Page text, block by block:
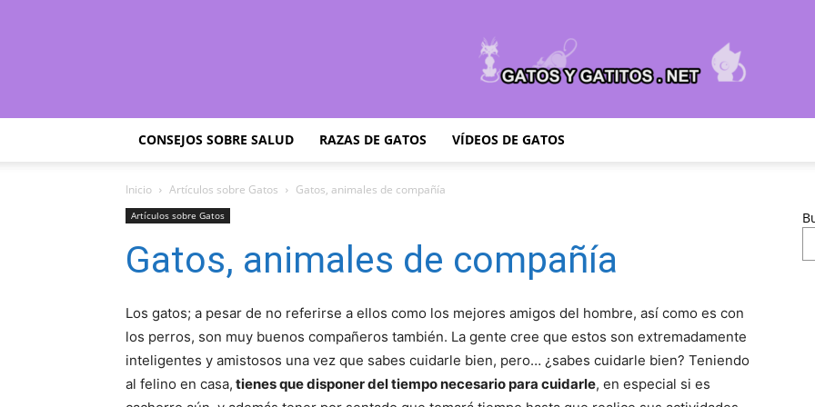
Gatitos
–
CONSEJOS SOBRE SALUD RAZAS DE GATOS VÍDEOS DE GATOS
Inicio Artículos sobre Gatos Gatos, animales de compañía
Artículos sobre Gatos
Gatos, animales de compañía
Los gatos; a pesar de no referirse a ellos como los mejores amigos del hombre, así como es con
los perros, son muy buenos compañeros también. La gente cree que estos son extremadamente
inteligentes y amistosos una vez que sabes cuidarle bien, pero… ¿sabes cuidarle bien? Teniendo
al felino en casa, tienes que disponer del tiempo necesario para cuidarle, en especial si es